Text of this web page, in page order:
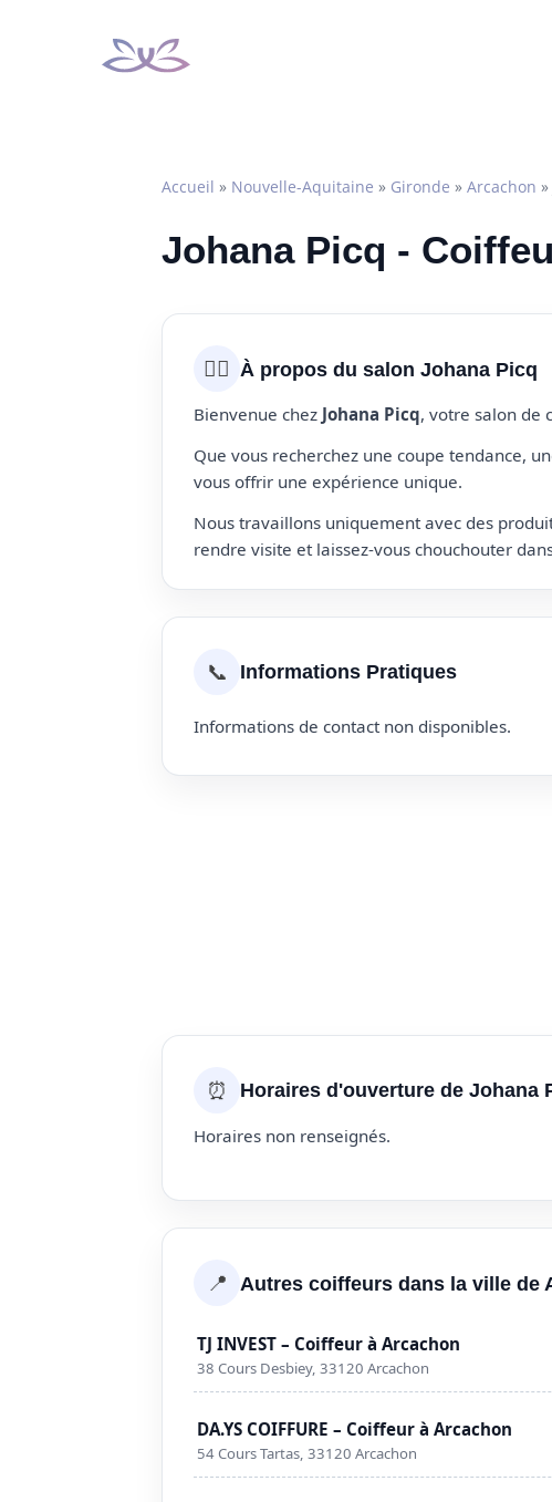
Accueil » Nouvelle-Aquitaine » Gironde » Arcachon »
Johana Picq -
💇‍♀️ À propos du salon Johana Picq
Bienvenue chez Johana Picq, votre salon de
Que vous recherchez une coupe tendance,
vous offrir une expérience unique.
Nous travaillons uniquement avec des
rendre visite et laissez-vous chouchouter
📞 Informations Pratiques
Informations de contact non disponibles.
⏰ Horaires d'ouverture de Johana
Horaires non renseignés.
📍 Autres coiffeurs dans la ville de
TJ INVEST – Coiffeur à Arcachon
38 Cours Desbiey, 33120 Arcachon
DA.YS COIFFURE – Coiffeur à Arcachon
54 Cours Tartas, 33120 Arcachon